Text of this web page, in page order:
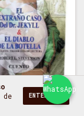
ENTENDIDO